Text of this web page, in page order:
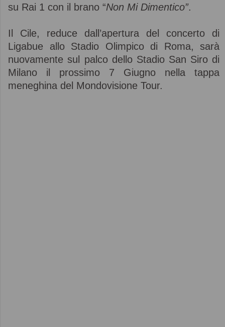
su Rai 1 con il brano “Non Mi Dimentico”.
Il Cile, reduce dall’apertura del concerto di
Ligabue allo Stadio Olimpico di Roma, sarà
nuovamente sul palco dello Stadio San Siro di
Milano il prossimo 7 Giugno nella tappa
meneghina del Mondovisione Tour.